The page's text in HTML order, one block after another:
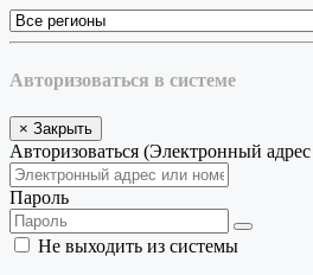
Авторизоваться в системе
× Закрыть
Авторизоваться (Электронный
Пароль
Не выходить из системы